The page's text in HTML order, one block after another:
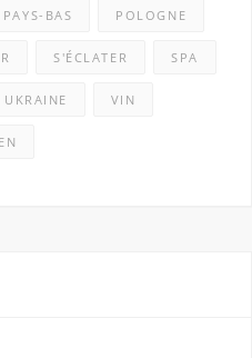
PAYS-BAS POLOGNE
S'ÉCLATER SPA
UKRAINE VIN